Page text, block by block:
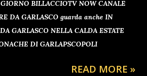
BILLACCIOTV NOW CANALE
DA GARLASCO guarda anche IN
GARLASCO NELLA CALDA ESTATE
DI GARLAPSCOPOLI
READ MORE »